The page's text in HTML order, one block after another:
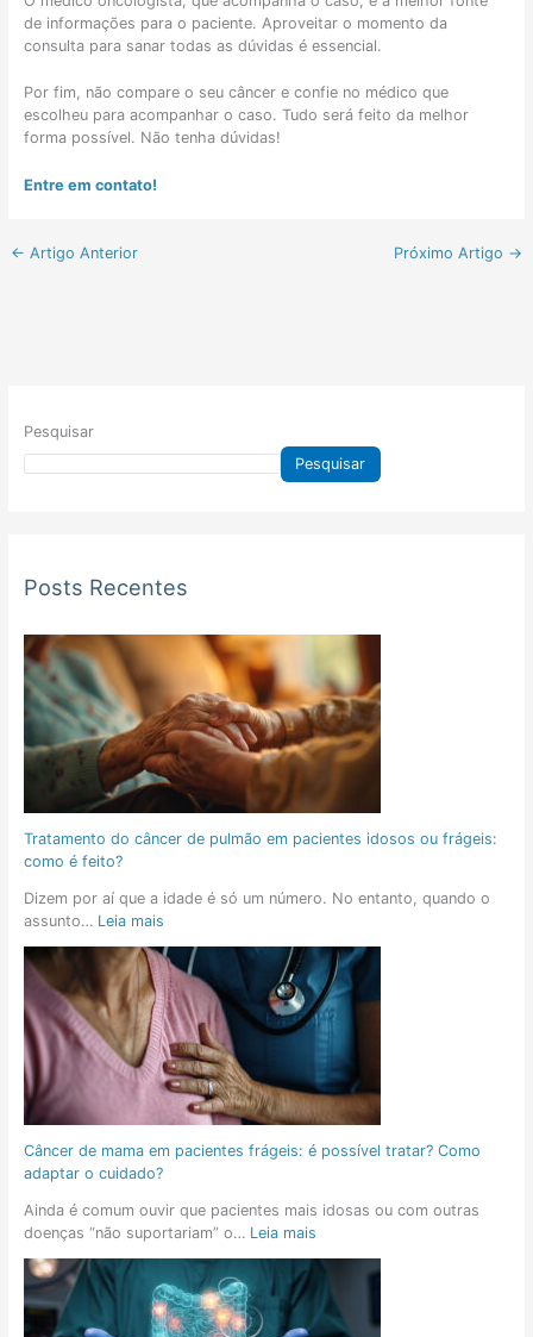
de informações para o paciente. Aproveitar o momento da
consulta para sanar todas as dúvidas é essencial.
Por fim, não compare o seu câncer e confie no médico que
escolheu para acompanhar o caso. Tudo será feito da melhor
forma possível. Não tenha dúvidas!
Entre em contato!
← Artigo Anterior Próximo Artigo →
Pesquisar
Pesquisar
Posts Recentes
Tratamento do câncer de pulmão em pacientes idosos ou frágeis:
como é feito?
Dizem por aí que a idade é só um número. No entanto, quando o
assunto… Leia mais
Câncer de mama em pacientes frágeis: é possível tratar? Como
adaptar o cuidado?
Ainda é comum ouvir que pacientes mais idosas ou com outras
doenças “não suportariam” o… Leia mais